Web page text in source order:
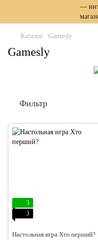
Каталог Gamesly
Gamesly
Фильтр
3
3
Настольная игра Хто перший?